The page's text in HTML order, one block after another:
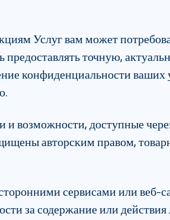
Услуг вам может
предоставлять точную,
конфиденциальности
и возможности, доступные
авторским правом,
сервисами или веб-
за содержание или